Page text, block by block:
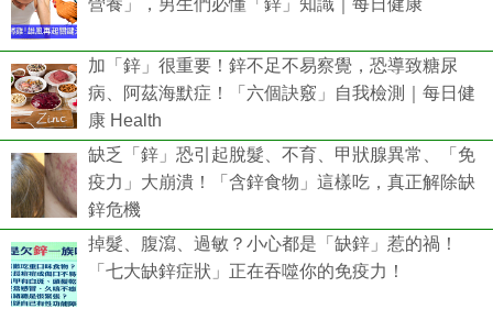
營養」，男生們必懂「鋅」知識｜每日健康
加「鋅」很重要！鋅不足不易察覺，恐導致糖尿
病、阿茲海默症！「六個訣竅」自我檢測｜每日健
康 Health
缺乏「鋅」恐引起脫髮、不育、甲狀腺異常、「免
疫力」大崩潰！「含鋅食物」這樣吃，真正解除缺
鋅危機
掉髮、腹瀉、過敏？小心都是「缺鋅」惹的禍！
「七大缺鋅症狀」正在吞噬你的免疫力！